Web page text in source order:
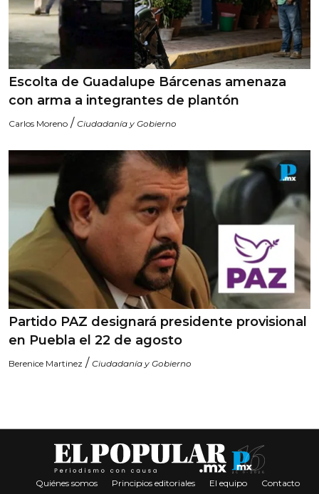
Escolta de Guadalupe Bárcenas amenaza
con arma a integrantes de plantón
Carlos Moreno / Ciudadanía y Gobierno
Partido PAZ designará presidente provisional
en Puebla el 22 de agosto
Berenice Martinez / Ciudadanía y Gobierno
Quiénes somos Principios editoriales El equipo Contacto